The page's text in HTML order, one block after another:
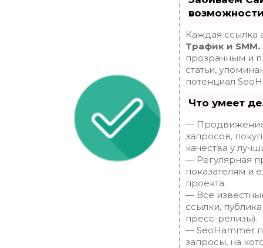
Каждая ссылка
Трафик и SMM.
прозрачным и
статьи,
потенциал
Что умеет
— Продвижение
запросов,
качества у
— Регулярная
показателям и
проекта.
— Все
ссылки,
пресс-релизы).
— SeoHammer
запросы, на